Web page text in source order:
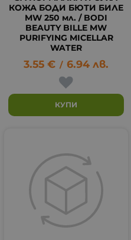
КОЖА БОДИ БЮТИ БИЛЕ
MW 250 мл. / BODI
BEAUTY BILLE MW
PURIFYING MICELLAR
WATER
3.55 € / 6.94 лв.
КУПИ